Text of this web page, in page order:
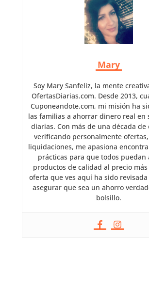
Mary
Soy Mary Sanfeliz, la mente
OfertasDiarias.com. Desde 2013,
Cuponeandote.com, mi misión ha
las familias a ahorrar dinero real en
diarias. Con más de una década de
verificando personalmente
liquidaciones, me apasiona
prácticas para que todos puedan
productos de calidad al precio más
oferta que ves aquí ha sido
asegurar que sea un ahorro
bolsillo.